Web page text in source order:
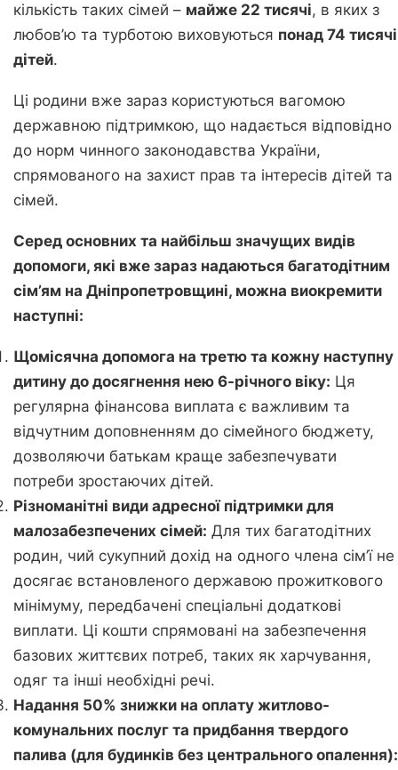
кількість таких сімей – майже 22 тисячі, в яких з
любов’ю та турботою виховуються понад 74 тисячі
дітей.
Ці родини вже зараз користуються вагомою
державною підтримкою, що надається відповідно
до норм чинного законодавства України,
спрямованого на захист прав та інтересів дітей та
сімей.
Серед основних та найбільш значущих видів
допомоги, які вже зараз надаються багатодітним
сім’ям на Дніпропетровщині, можна виокремити
наступні:
Щомісячна допомога на третю та кожну наступну
дитину до досягнення нею 6-річного віку: Ця
регулярна фінансова виплата є важливим та
відчутним доповненням до сімейного бюджету,
дозволяючи батькам краще забезпечувати
потреби зростаючих дітей.
Різноманітні види адресної підтримки для
малозабезпечених сімей: Для тих багатодітних
родин, чий сукупний дохід на одного члена сім’ї не
досягає встановленого державою прожиткового
мінімуму, передбачені спеціальні додаткові
виплати. Ці кошти спрямовані на забезпечення
базових життєвих потреб, таких як харчування,
одяг та інші необхідні речі.
Надання 50% знижки на оплату житлово-
комунальних послуг та придбання твердого
палива (для будинків без центрального опалення):